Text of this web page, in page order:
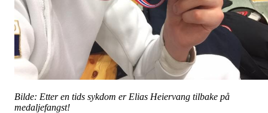
Bilde: Etter en tids sykdom er Elias Heiervang tilbake på
medaljefangst!